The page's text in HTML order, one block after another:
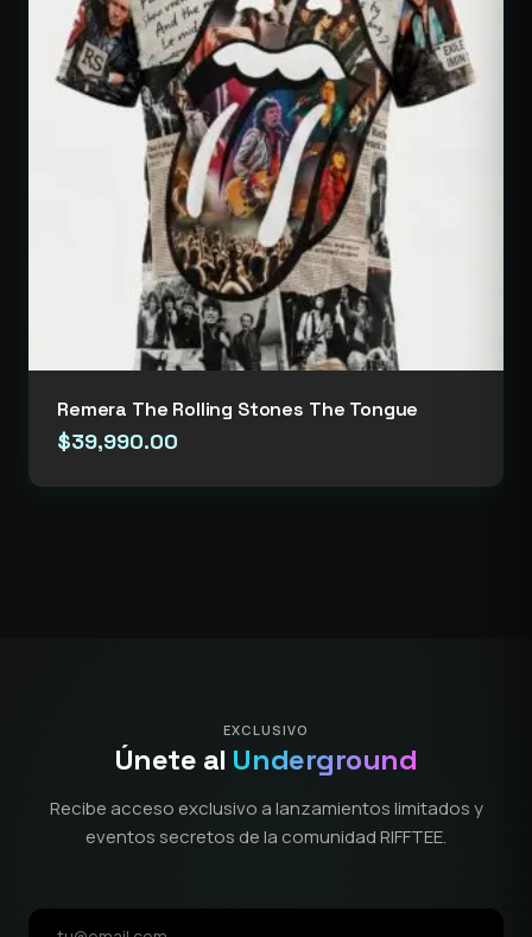
Remera The Rolling Stones The Tongue
$39,990.00
EXCLUSIVO
Únete al Underground
Recibe acceso exclusivo a lanzamientos limitados y
eventos secretos de la comunidad RIFFTEE.